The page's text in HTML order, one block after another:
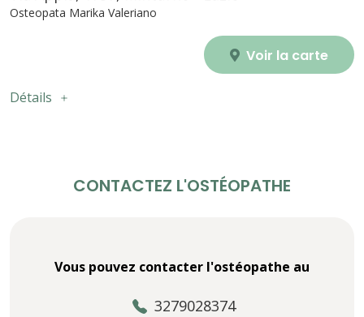
Osteopata Marika Valeriano
Voir la carte
Détails
CONTACTEZ L'OSTÉOPATHE
Vous pouvez contacter l'ostéopathe au
3279028374